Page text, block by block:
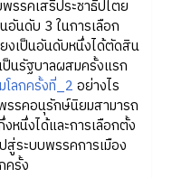
รรคเสรีประชาธิปไตย
นดับ 3 ในการเลือก
งเป็นอันดับหนึ่งได้ตัดสิน
นรัฐบาลผสมครั้งแรก
โลกครั้งที่_2 อย่างไร
รรคอนุรักษ์นิยมสามารถ
หนึ่งได้และการเลือกตั้ง
สู่ระบบพรรคการเมือง
รั้ง